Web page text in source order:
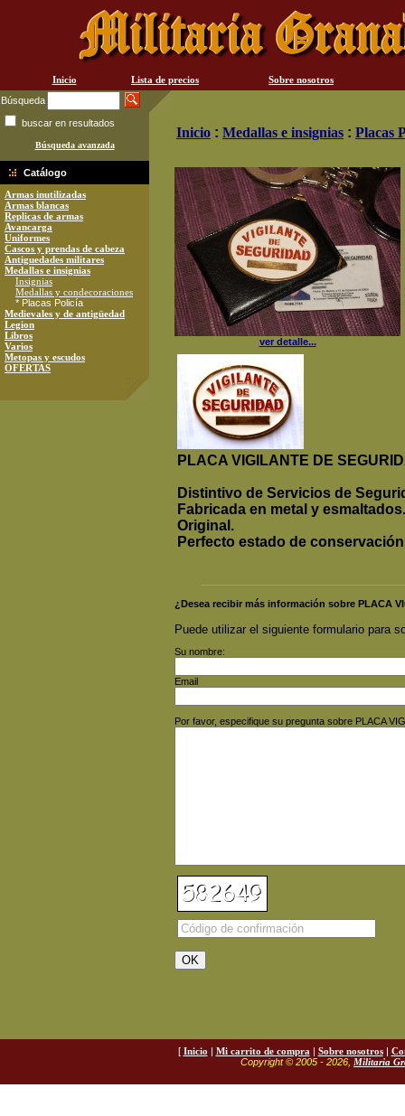
Inicio Lista de precios
Sobre nosotros
Búsqueda
buscar en resultados
Búsqueda avanzada
Catálogo
Armas inutilizadas
Armas blancas
Replicas de armas
Avancarga
Uniformes
Cascos y prendas de cabeza
Antiguedades militares
Medallas e insignias
Insignias
Medallas y condecoraciones
* Placas Policía
Medievales y de antigüedad
Legion
Libros
Varios
Metopas y escudos
OFERTAS
Inicio : Medallas e insignias : Placas
ver detalle...
PLACA VIGILANTE DE
Distintivo de Servicios de
Fabricada en metal y esmaltados.
Original.
Perfecto estado de
¿Desea recibir más información sobre PLACA
Puede utilizar el siguiente formulario para
Su nombre:
Email
Por favor, especifique su pregunta sobre PLACA
[ Inicio | Mi carrito de compra | Sobre nosotros|
Copyright © 2005 - 2026, Militaria